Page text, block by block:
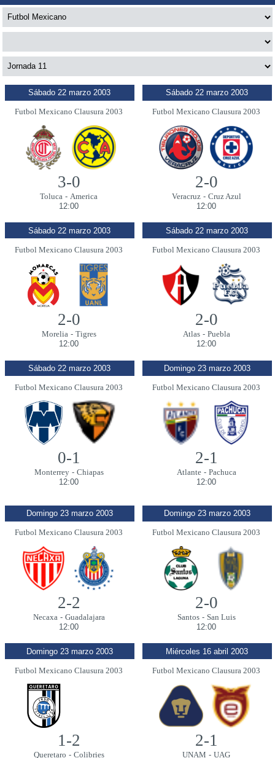
Sábado 22 marzo 2003
Futbol Mexicano Clausura 2003
3-0
Toluca - America
12:00
Sábado 22 marzo 2003
Futbol Mexicano Clausura 2003
2-0
Veracruz- Cruz Azul
12:00
Sábado 22 marzo 2003
Futbol Mexicano Clausura 2003
2-0
Morelia- Tigres
12:00
Sábado 22 marzo 2003
Futbol Mexicano Clausura 2003
2-0
Atlas- Puebla
12:00
Sábado 22 marzo 2003
Futbol Mexicano Clausura 2003
0-1
Monterrey- Chiapas
12:00
Domingo 23 marzo 2003
Futbol Mexicano Clausura 2003
2-1
Atlante- Pachuca
12:00
Domingo 23 marzo 2003
Futbol Mexicano Clausura 2003
2-2
Necaxa - Guadalajara
12:00
Domingo 23 marzo 2003
Futbol Mexicano Clausura 2003
2-0
Santos- San Luis
12:00
Domingo 23 marzo 2003
Futbol Mexicano Clausura 2003
1-2
Queretaro - Colibries
Miércoles 16 abril 2003
Futbol Mexicano Clausura 2003
2-1
UNAM - UAG